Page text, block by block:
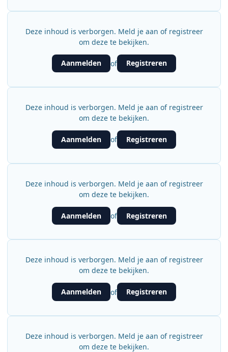
Deze inhoud is verborgen. Meld je aan of registreer
om deze te bekijken.
Aanmelden of Registreren
Deze inhoud is verborgen. Meld je aan of registreer
om deze te bekijken.
Aanmelden of Registreren
Deze inhoud is verborgen. Meld je aan of registreer
om deze te bekijken.
Aanmelden of Registreren
Deze inhoud is verborgen. Meld je aan of registreer
om deze te bekijken.
Aanmelden of Registreren
Deze inhoud is verborgen. Meld je aan of registreer
om deze te bekijken.